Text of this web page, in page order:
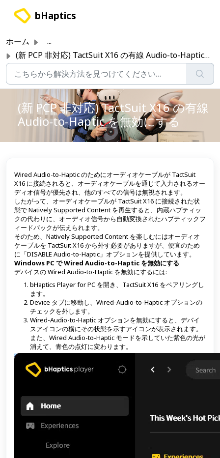
bHaptics
ホーム
...
(新 PCP 非対応) TactSuit X16 の有線 Audio-to-Haptic を無効にする
(新 PCP 非対応) TactSuit X16 の有線
Audio-to-Haptic を無効にする
Wired Audio-to-Haptic のためにオーディオケーブルが TactSuit
X16 に接続されると、オーディオケーブルを通じて入力されるオー
ディオ信号が優先され、他のすべての信号は無視されます。
したがって、オーディオケーブルが TactSuit X16 に接続された状
態で Natively Supported Content を再生すると、内蔵ハプティッ
クの代わりに、オーディオ信号から自動変換されたハプティックフ
ィードバックが伝えられます。
そのため、Natively Supported Content を楽しむにはオーディオ
ケーブルを TactSuit X16 から外す必要がありますが、便宜のため
に「DISABLE Audio-to-Haptic」オプションを提供しています。
Windows PC で Wired Audio-to-Haptic を無効にする
デバイスの Wired Audio-to-Haptic を無効にするには:
bHaptics Player for PC を開き、TactSuit X16 をペアリングし
ます。
Device タブに移動し、Wired-Audio-to-Haptic オプションの
チェックを外します。
Wired-Audio-to-Haptic オプションを無効にすると、デバイ
スアイコンの横にその状態を示すアイコンが表示されます。
また、Wired Audio-to-Haptic モードを示していた紫色の光が
消えて、青色の点灯に変わります。